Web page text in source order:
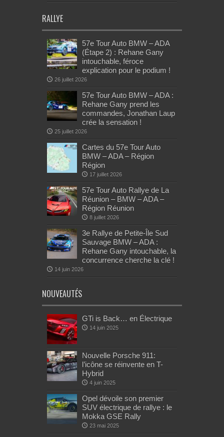
RALLYE
57e Tour Auto BMW – ADA
(Étape 2) : Rehane Gany
intouchable, féroce
explication pour le podium !
26 juillet 2026
57e Tour Auto BMW – ADA :
Rehane Gany prend les
commandes, Jonathan Laup
crée la sensation !
25 juillet 2026
Cartes du 57e Tour Auto
BMW – ADA – Région
Région
17 juillet 2026
57e Tour Auto Rallye de La
Réunion – BMW – ADA –
Région Réunion
8 juillet 2026
3e Rallye de Petite-Île Sud
Sauvage BMW – ADA :
Rehane Gany intouchable, la
concurrence cherche la clé !
14 juin 2026
NOUVEAUTÉS
GTi is Back… en Électrique
14 juin 2025
Nouvelle Porsche 911:
l’icône se réinvente en T-
Hybrid
4 juin 2025
Opel dévoile son premier
SUV électrique de rallye : le
Mokka GSE Rally
23 mai 2025